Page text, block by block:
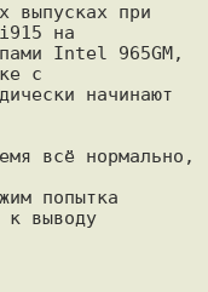
выпусках при
i915 на
Intel 965GM,
с
начинают
всё нормально,
попытка
к выводу